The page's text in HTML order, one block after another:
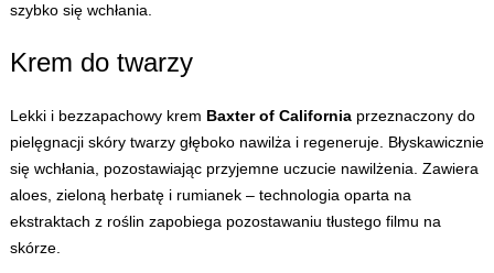
szybko się wchłania.
Krem do twarzy
Lekki i bezzapachowy krem Baxter of Californiaprzeznaczony do
pielęgnacji skóry twarzy głęboko nawilża i regeneruje. Błyskawicznie
się wchłania, pozostawiając przyjemne uczucie nawilżenia. Zawiera
aloes, zieloną herbatę i rumianek – technologia oparta na
ekstraktach z roślin zapobiega pozostawaniu tłustego filmu na
skórze.